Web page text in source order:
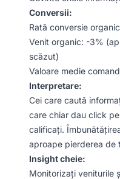
Conversii:
Rată conversie
Venit organic: -3%
scăzut)
Valoare medie
Interpretare:
Cei care caută
care chiar dau click
calificați.
aproape pierderea de
Insight cheie:
Monitorizați veniturile